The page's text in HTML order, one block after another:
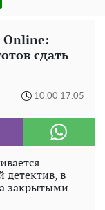
Online:
сдать
10:00 17.05
детектив, в
закрытыми